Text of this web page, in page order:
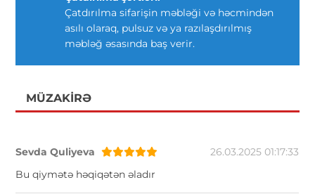
Çatdırılma sifarişin məbləği və həcmindən
asılı olaraq, pulsuz və ya razılaşdırılmış
məbləğ əsasında baş verir.
MÜZAKIRƏ
Sevda Quliyeva
26.03.2025 01:17:33
Bu qiymətə həqiqətən əladır